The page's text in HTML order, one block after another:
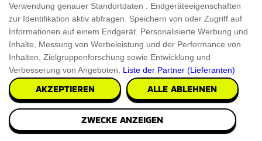
Verwendung genauer Standortdaten . Endgeräteeigenschaften
zur Identifikation aktiv abfragen. Speichern von oder Zugriff auf
Informationen auf einem Endgerät. Personalisierte Werbung und
Inhalte, Messung von Werbeleistung und der Performance von
Inhalten, Zielgruppenforschung sowie Entwicklung und
Verbesserung von Angeboten. Liste der Partner (Lieferanten)
AKZEPTIEREN ALLE ABLEHNEN
ZWECKE ANZEIGEN